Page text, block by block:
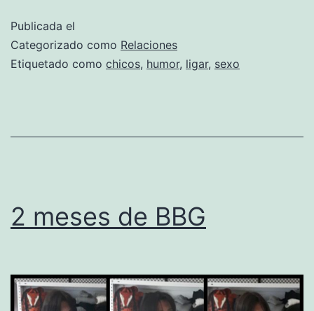
que
en
Publicada el
Categorizado como Relaciones
Etiquetado como chicos, humor, ligar, sexo
2 meses de BBG